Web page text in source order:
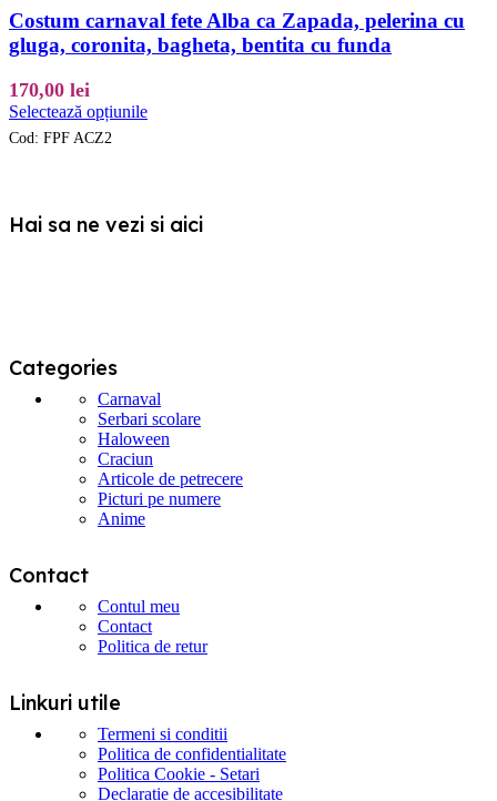
Opțiunile
pot
fi
pagina
Costum carnaval fete Alba ca Zapada, pelerina cu
gluga, coronita, bagheta, bentita cu funda
170,00 lei
Selectează opțiunileAcest
Opțiunile
Cod: FPF ACZ2
Hai sa ne vezi si aici
Categories
Carnaval
Serbari scolare
Haloween
Craciun
Articole de petrecere
Picturi pe numere
Anime
Contact
Contul meu
Contact
Politica de retur
Linkuri utile
Termeni si conditii
Politica de confidentialitate
Politica Cookie - Setari
Declarație de accesibilitate